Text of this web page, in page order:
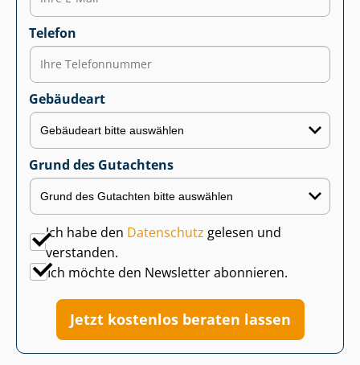
Telefon
Gebäudeart
Grund des Gutachtens
Ich habe den Datenschutz gelesen und
verstanden.
Ich möchte den Newsletter abonnieren.
Jetzt kostenlos beraten lassen